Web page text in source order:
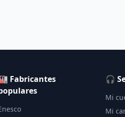
Fabricantes
🎧
Mi
Mi